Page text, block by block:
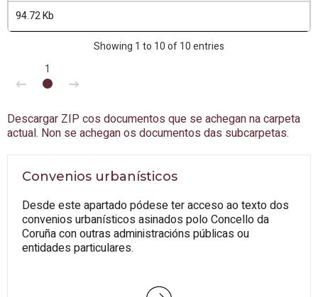
94.72 Kb
Showing 1 to 10 of 10 entries
1
Descargar ZIP cos documentos que se achegan na carpeta
actual. Non se achegan os documentos das subcarpetas.
Convenios urbanísticos
Desde este apartado pódese ter acceso ao texto dos
convenios urbanísticos asinados polo Concello da
Coruña con outras administracións públicas ou
entidades particulares.